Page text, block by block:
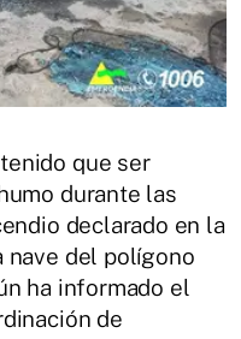
que ser
durante las
declarado en la
nave del polígono
ha informado el
de